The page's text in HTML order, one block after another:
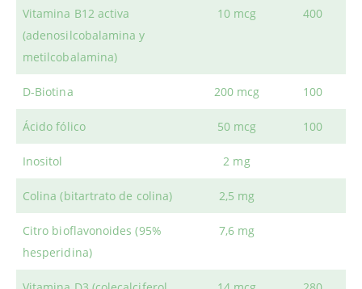
Vitamina B12 activa
(adenosilcobalamina y
metilcobalamina)
10 mcg 400
D-Biotina 200 mcg 100
Ácido fólico 50 mcg 100
Inositol 2 mg
Colina (bitartrato de colina) 2,5 mg
Citro bioflavonoides (95%
hesperidina)
7,6 mg